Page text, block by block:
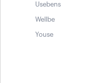
Usebens
Wellbe
Youse